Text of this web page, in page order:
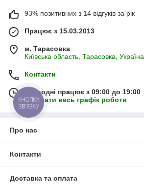
93% позитивних з 14 відгуків за рік
Працює з 15.03.2013
м. Тарасовка
Київська область, Тарасовка, Україна
Контакти
Сьогодні працює з 09:00 до 19:00
Показати весь графік роботи
Про нас
Контакти
Доставка та оплата
КНОПКА
ЗВ'ЯЗКУ